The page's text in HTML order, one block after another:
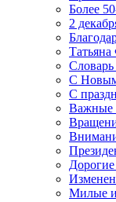
Более
2
С
С
Важные
Милые